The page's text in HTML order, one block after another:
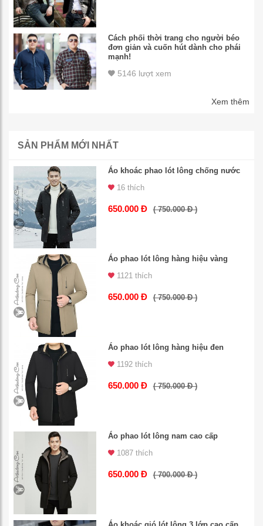
Cách phối thời trang cho người béo
đơn giản và cuốn hút dành cho phái
mạnh!
5146 lượt xem
Xem thêm
SẢN PHẨM MỚI NHẤT
Áo khoác phao lót lông chống nước
16 thích
650.000 Đ ( 750.000 Đ )
Áo phao lót lông hàng hiệu vàng
1121 thích
650.000 Đ ( 750.000 Đ )
Áo phao lót lông hàng hiệu đen
1192 thích
650.000 Đ ( 750.000 Đ )
Áo phao lót lông nam cao cấp
1087 thích
650.000 Đ ( 700.000 Đ )